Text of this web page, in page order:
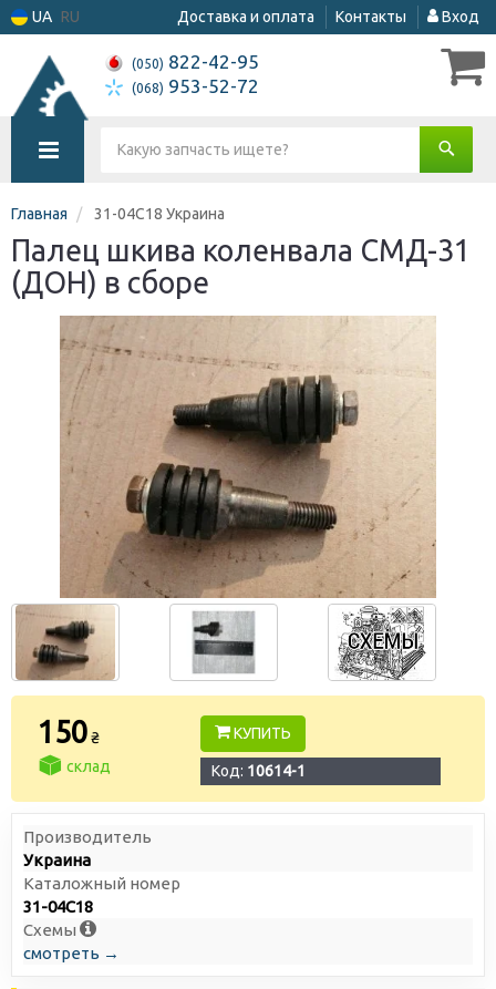
UA RU Доставка и оплата Контакты Вход
(050) 822-42-95
(068) 953-52-72
Главная 31-04С18 Украина
Палец шкива коленвала СМД-31
(ДОН) в сборе
150₴
склад
КУПИТЬ
Код: 10614-1
Производитель
Украина
Каталожный номер
31-04С18
Схемы
смотреть →